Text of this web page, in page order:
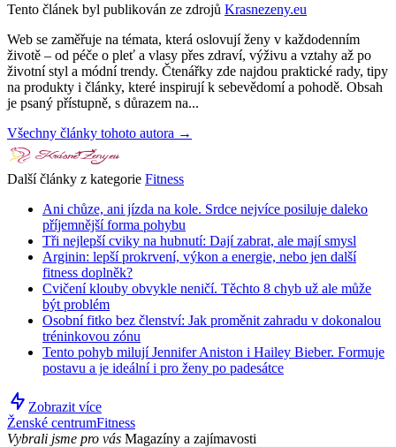
Tento článek byl publikován ze zdrojů Krasnezeny.eu
Web se zaměřuje na témata, která oslovují ženy v každodenním
životě – od péče o pleť a vlasy přes zdraví, výživu a vztahy až po
životní styl a módní trendy. Čtenářky zde najdou praktické rady, tipy
na produkty i články, které inspirují k sebevědomí a pohodě. Obsah
je psaný přístupně, s důrazem na...
Všechny články tohoto autora →
Další články z kategorie Fitness
Ani chůze, ani jízda na kole. Srdce nejvíce posiluje daleko
příjemnější forma pohybu
Tři nejlepší cviky na hubnutí: Dají zabrat, ale mají smysl
Arginin: lepší prokrvení, výkon a energie, nebo jen další
fitness doplněk?
Cvičení klouby obvykle neničí. Těchto 8 chyb už ale může
být problém
Osobní fitko bez členství: Jak proměnit zahradu v dokonalou
tréninkovou zónu
Tento pohyb milují Jennifer Aniston i Hailey Bieber. Formuje
postavu a je ideální i pro ženy po padesátce
Zobrazit více
Ženské centrumFitness
Vybrali jsme pro vás Magazíny a zajímavosti